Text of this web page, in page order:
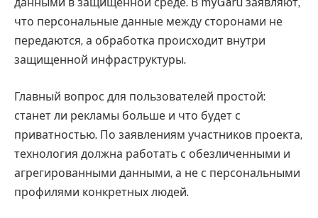
данными в защищенной среде. В myGaru заявляют,
что персональные данные между сторонами не
передаются, а обработка происходит внутри
защищенной инфраструктуры.
Главный вопрос для пользователей простой:
станет ли рекламы больше и что будет с
приватностью. По заявлениям участников проекта,
технология должна работать с обезличенными и
агрегированными данными, а не с персональными
профилями конкретных людей.